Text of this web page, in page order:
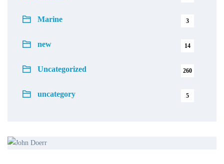
Marine 3
new 14
Uncategorized 260
uncategory 5